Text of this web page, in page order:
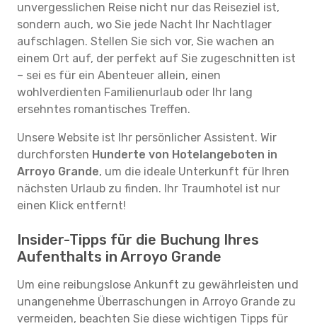
unvergesslichen Reise nicht nur das Reiseziel ist,
sondern auch, wo Sie jede Nacht Ihr Nachtlager
aufschlagen. Stellen Sie sich vor, Sie wachen an
einem Ort auf, der perfekt auf Sie zugeschnitten ist
– sei es für ein Abenteuer allein, einen
wohlverdienten Familienurlaub oder Ihr lang
ersehntes romantisches Treffen.
Unsere Website ist Ihr persönlicher Assistent. Wir
durchforsten Hunderte von Hotelangeboten in
Arroyo Grande, um die ideale Unterkunft für Ihren
nächsten Urlaub zu finden. Ihr Traumhotel ist nur
einen Klick entfernt!
Insider-Tipps für die Buchung Ihres
Aufenthalts in Arroyo Grande
Um eine reibungslose Ankunft zu gewährleisten und
unangenehme Überraschungen in Arroyo Grande zu
vermeiden, beachten Sie diese wichtigen Tipps für